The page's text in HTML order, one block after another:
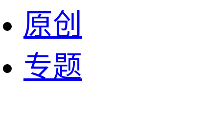
原创
专题